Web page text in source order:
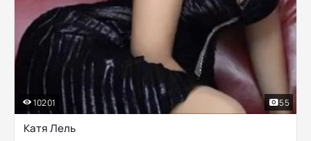
Катя Лель
10201 55